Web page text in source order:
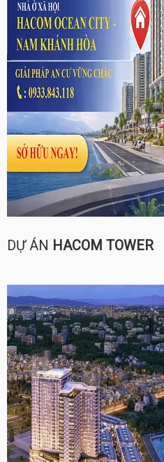
DỰ ÁN HACOM TOWER